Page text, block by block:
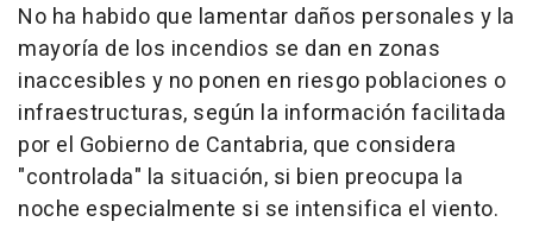
No ha habido que lamentar daños personales y la
mayoría de los incendios se dan en zonas
inaccesibles y no ponen en riesgo poblaciones o
infraestructuras, según la información facilitada
por el Gobierno de Cantabria, que considera
"controlada" la situación, si bien preocupa la
noche especialmente si se intensifica el viento.